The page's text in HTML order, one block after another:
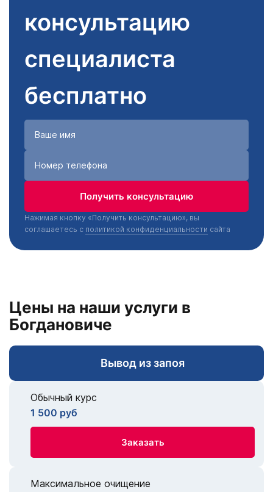
консультацию
специалиста
бесплатно
Получить консультацию
Нажимая кнопку «Получить консультацию», вы
соглашаетесь с политикой конфиденциальности сайта
Цены на наши услуги в
Богдановиче
Вывод из запоя
Обычный курс
1 500 руб
Заказать
Максимальное очищение